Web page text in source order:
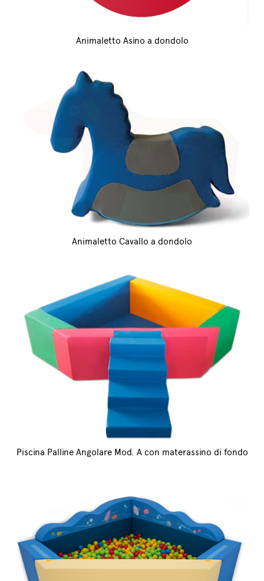
Animaletto Asino a dondolo
Animaletto Cavallo a dondolo
Piscina Palline Angolare Mod. A con materassino di fondo